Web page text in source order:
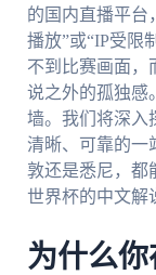
的国内直播平台
播放”或“IP受限
不到比赛画面，
说之外的孤独感
墙。我们将深入
清晰、可靠的一
敦还是悉尼，都
世界杯的中文解
为什么